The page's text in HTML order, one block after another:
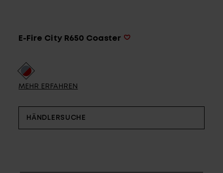
Händlersuche
Wir sind Qualität
Finde die richtige Rahmengröße
E-Fire City R650 Coaster
MEHR ERFAHREN
HÄNDLERSUCHE